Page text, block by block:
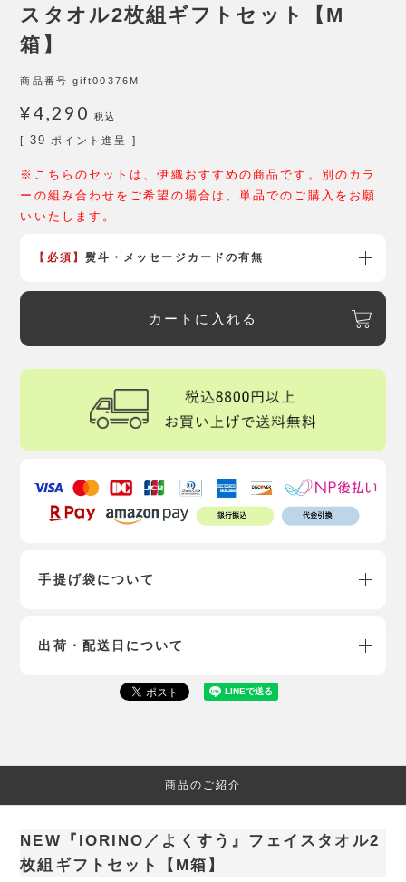
スタオル2枚組ギフトセット【M
箱】
商品番号 gift00376M
¥4,290 税込
[ 39 ポイント進呈 ]
※こちらのセットは、伊織おすすめの商品です。別のカラ
ーの組み合わせをご希望の場合は、単品でのご購入をお願
いいたします。
【必須】 熨斗・メッセージカードの有無
カートに入れる
手提げ袋について
出荷・配送日について
商品のご紹介
NEW『IORINO／よくすう』フェイスタオル2
枚組ギフトセット【M箱】